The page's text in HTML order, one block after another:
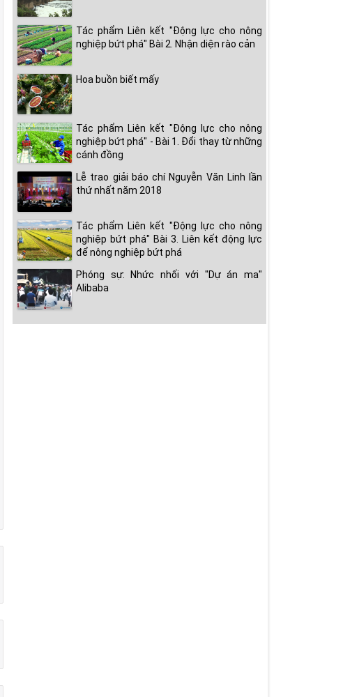
Tác phẩm Liên kết "Động lực cho nông
nghiệp bứt phá" Bài 2. Nhận diện rào cản
Hoa buồn biết mấy
Tác phẩm Liên kết "Động lực cho nông
nghiệp bứt phá" - Bài 1. Đổi thay từ những
cánh đồng
Lễ trao giải báo chí Nguyễn Văn Linh lần
thứ nhất năm 2018
Tác phẩm Liên kết "Động lực cho nông
nghiệp bứt phá" Bài 3. Liên kết động lực
để nông nghiệp bứt phá
Phóng sự: Nhức nhối với "Dự án ma"
Alibaba